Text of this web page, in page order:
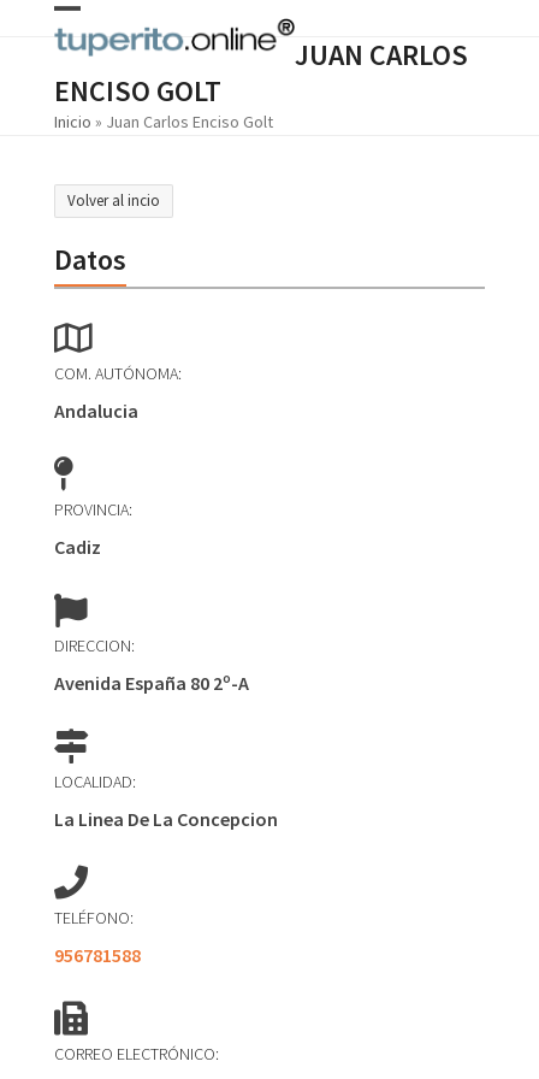
Open
mobile
menu
Close
mobile
menu
JUAN CARLOS
ENCISO GOLT
Inicio » Juan Carlos Enciso Golt
Volver al incio
Datos
COM. AUTÓNOMA:
Andalucia
PROVINCIA:
Cadiz
DIRECCION:
Avenida España 80 2º-A
LOCALIDAD:
La Linea De La Concepcion
TELÉFONO:
956781588
CORREO ELECTRÓNICO: